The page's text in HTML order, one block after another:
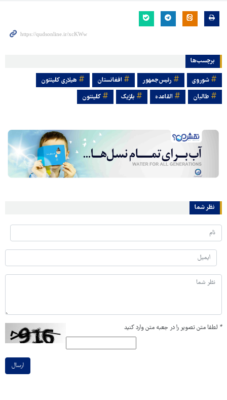
برچسب‌ها
شوروی رئیس‌جمهور افغانستان
هیلاری کلینتون
طالبان
القاعده بلژیک کلینتون
نظر شما
* لطفا متن تصویر را در جعبه متن وارد کنید
ارسال